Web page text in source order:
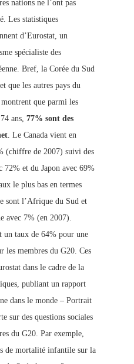
nations ne l’ont pas
Les statistiques
d’Eurostat, un
spécialiste des
Bref, la Corée du Sud
que les autres pays du
que parmi les
ans, 77% sont des
. Le Canada vient en
(chiffre de 2007) suivi des
72% et du Japon avec 69%
le plus bas en termes
sont l’Afrique du Sud et
avec 7% (en 2007).
un taux de 64% pour une
les membres du G20. Ces
dans le cadre de la
publiant un rapport
dans le monde – Portrait
sur des questions sociales
du G20. Par exemple,
de mortalité infantile sur la